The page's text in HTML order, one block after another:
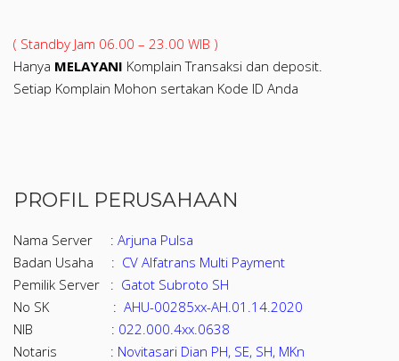
( Standby Jam 06.00 – 23.00 WIB )
Hanya MELAYANI Komplain Transaksi dan deposit.
Setiap Komplain Mohon sertakan Kode ID Anda
PROFIL PERUSAHAAN
Nama Server : Arjuna Pulsa
Badan Usaha : CV Alfatrans Multi Payment
Pemilik Server : Gatot Subroto SH
No SK : AHU-00285xx-AH.01.14.2020
NIB : 022.000.4xx.0638
Notaris : Novitasari Dian PH, SE, SH, MKn